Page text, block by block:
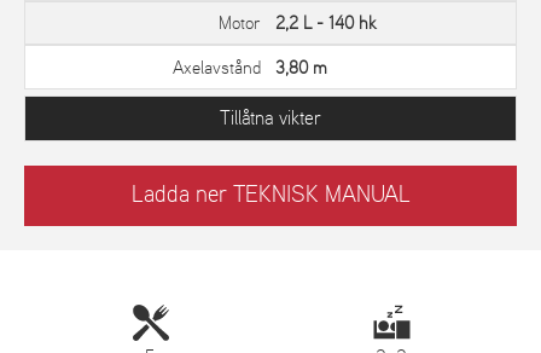
Motor 2,2 L - 140 hk
Axelavstånd 3,80 m
Tillåtna vikter
Ladda ner TEKNISK MANUAL